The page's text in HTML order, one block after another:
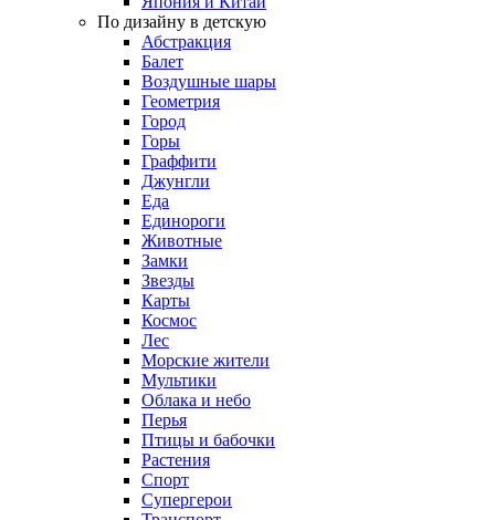
По дизайну в детскую
Абстракция
Балет
Воздушные шары
Геометрия
Город
Горы
Граффити
Джунгли
Еда
Единороги
Животные
Замки
Звезды
Карты
Космос
Лес
Морские жители
Мультики
Облака и небо
Перья
Птицы и бабочки
Растения
Спорт
Супергерои